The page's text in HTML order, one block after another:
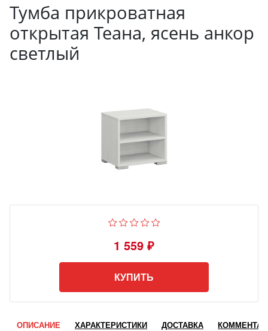
Тумба прикроватная
открытая Теана, ясень анкор
светлый
1 559 ₽
КУПИТЬ
ОПИСАНИЕ ХАРАКТЕРИСТИКИ ДОСТАВКА